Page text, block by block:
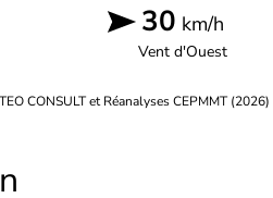
30 km/h
Vent d'Ouest
CONSULT et Réanalyses CEPMMT (2026)